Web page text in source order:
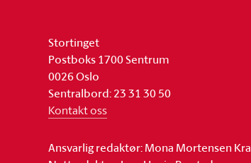
Stortinget
Postboks 1700 Sentrum
0026 Oslo
Sentralbord: 23 31 30 50
Kontakt oss
Ansvarlig redaktør: Mona Mortensen